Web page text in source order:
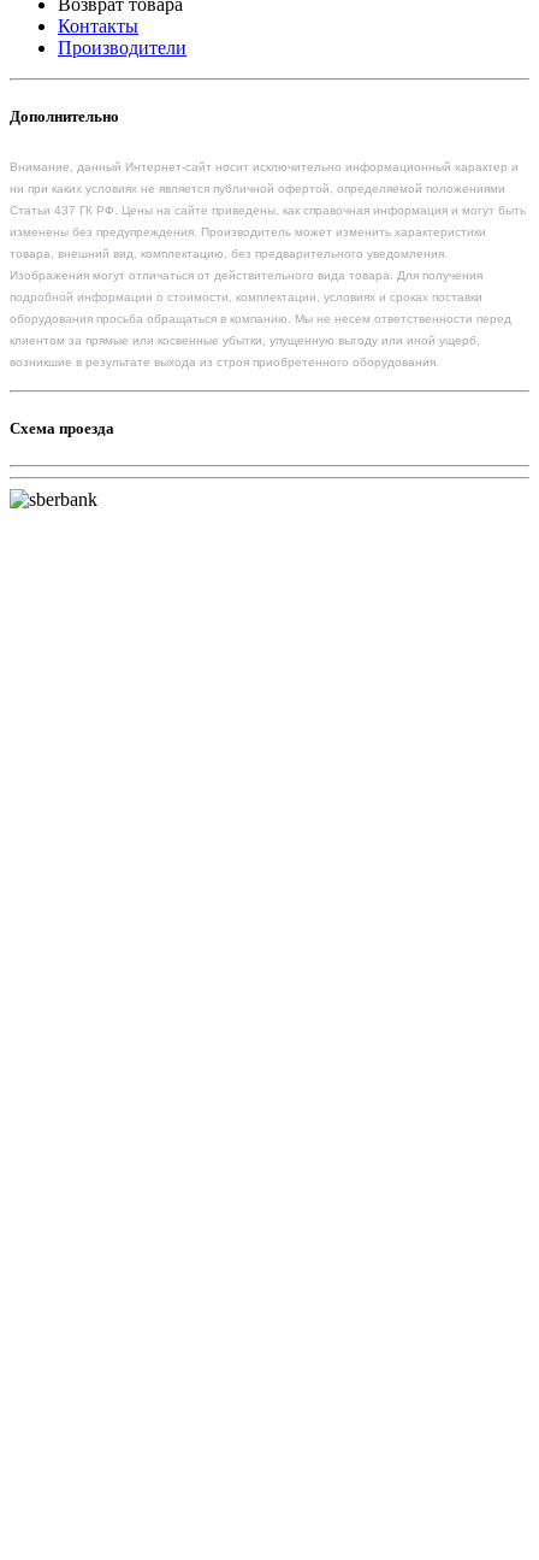
Возврат товара
Контакты
Производители
Дополнительно
Внимание, данный Интернет-сайт носит исключительно информационный характер и
ни при каких условиях не является публичной офертой, определяемой положениями
Статьи 437 ГК РФ. Цены на сайте приведены, как справочная информация и могут быть
изменены без предупреждения. Производитель может изменить характеристики
товара, внешний вид, комплектацию, без предварительного уведомления.
Изображения могут отличаться от действительного вида товара. Для получения
подробной информации о стоимости, комплектации, условиях и сроках поставки
оборудования просьба обращаться в компанию. Мы не несем ответственности перед
клиентом за прямые или косвенные убытки, упущенную выгоду или иной ущерб,
возникшие в результате выхода из строя приобретенного оборудования.
Схема проезда